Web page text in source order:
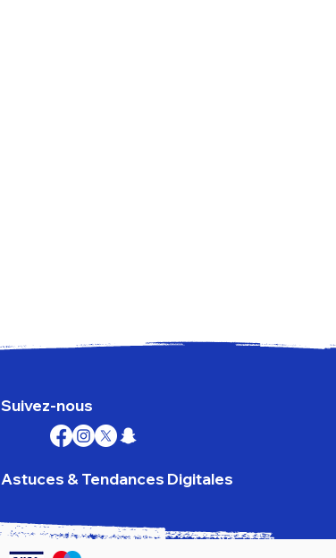
Suivez-nous
Astuces & Tendances Digitales